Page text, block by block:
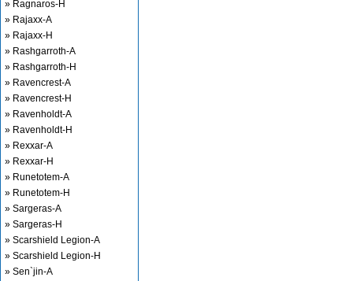
» Ragnaros-H
» Rajaxx-A
» Rajaxx-H
» Rashgarroth-A
» Rashgarroth-H
» Ravencrest-A
» Ravencrest-H
» Ravenholdt-A
» Ravenholdt-H
» Rexxar-A
» Rexxar-H
» Runetotem-A
» Runetotem-H
» Sargeras-A
» Sargeras-H
» Scarshield Legion-A
» Scarshield Legion-H
» Sen`jin-A